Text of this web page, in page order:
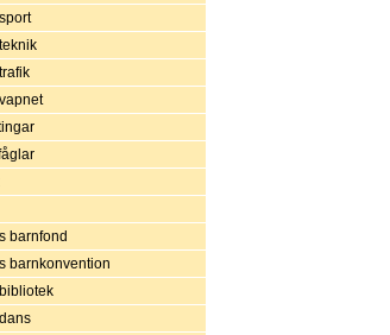
barnfond
barnkonvention